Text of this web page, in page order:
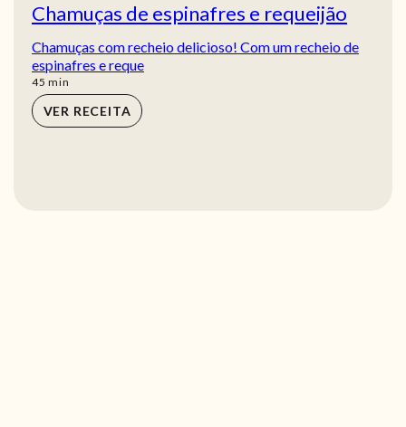
Chamuças de espinafres e requeijão
Chamuças com recheio delicioso! Com um recheio de
espinafres e reque
45 min
min
VER RECEITA